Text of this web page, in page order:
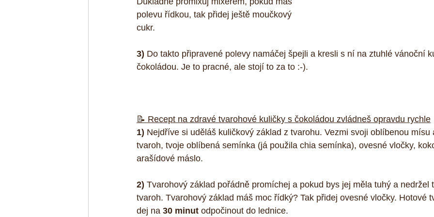
polevu řídkou, tak přidej ještě moučkový
cukr.
3) Do takto připravené polevy namáčej špejli a kresli s ní na ztuhlé vánoční
čokoládou. Je to pracné, ale stojí to za to :-).
📝 Recept na zdravé tvarohové kuličky s čokoládou zvládneš opravdu rychle
1) Nejdříve si uděláš kuličkový základ z tvarohu. Vezmi svoji oblíbenou
tvaroh, tvoje oblíbená semínka (já použila chia semínka), ovesné vločky,
arašídové máslo.
2) Tvarohový základ pořádně promíchej a pokud bys jej měla tuhý a nedržel
tvaroh. Tvarohový základ máš moc řídký? Tak přidej ovesné vločky. Hotové
dej na 30 minut odpočinout do lednice.